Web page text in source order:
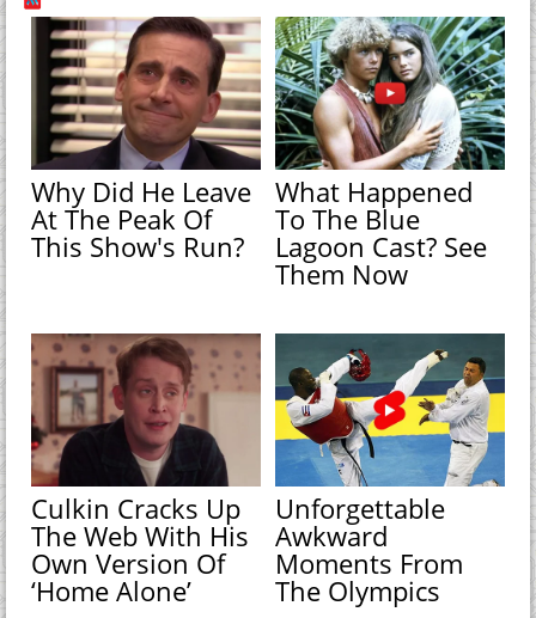
Why Did He Leave
At The Peak Of
This Show's Run?
What Happened
To The Blue
Lagoon Cast? See
Them Now
Culkin Cracks Up
The Web With His
Own Version Of
‘Home Alone’
Unforgettable
Awkward
Moments From
The Olympics